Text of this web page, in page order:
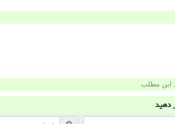
این مطلب
دهید